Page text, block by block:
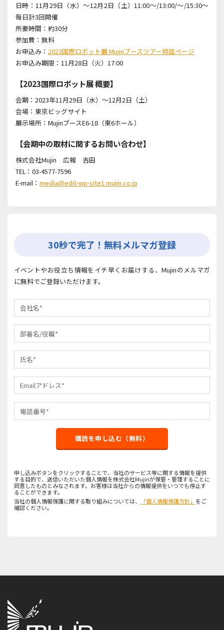
日時：11月29日（水）～12月2日（土）11:00～/13:00/～/15:30～
毎日計3回開催
所要時間：約30分
参加費：無料
お申込み： 2023国際ロボット展 Mujinブースツアー特設ページ
お申込み期限：11月28日（火）17:00
【2023国際ロボット展 概要】
会期：2023年11月29日（水）～12月2日（土）
会場：東京ビッグサイト
展示場所：MujinブースE6-18（東6ホール）
【会期中の取材に関するお問い合わせ】
株式会社Mujin 広報 吉田
TEL：03-4577-7596
E-mail： media@edit-wp-site1.mujin.co.jp
30秒で完了！無料メルマガ登録
イベントやお役立ち情報をイチ早くお届けする、Mujinのメルマガ
に無料でご登録いただけます。
購読を申し込む（無料）
申し込みボタンをクリックすることで、当社のサービス等に関する情報を提供
する目的で、送信いただいた個人情報を株式会社Mujinが保管・管理することに
同意したものとみなされます。お客様は当社からの情報提供をいつでも停止す
ることができます。
当社の個人情報保護に関する取り組みについては、
「個人情報保護方針」 をご
確認ください。